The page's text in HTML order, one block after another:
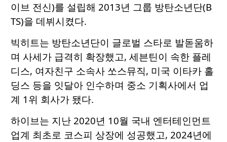
이브 전신)를 설립해 2013년 그룹 방탄소년단(B
TS)을 데뷔시켰다.
빅히트는 방탄소년단이 글로벌 스타로 발돋움하
며 사세가 급격히 확장했고, 세븐틴이 속한 플레
디스, 여자친구 소속사 쏘스뮤직, 미국 이타카 홀
딩스 등을 잇달아 인수하며 중소 기획사에서 업
계 1위 회사가 됐다.
하이브는 지난 2020년 10월 국내 엔터테인먼트
업계 최초로 코스피 상장에 성공했고, 2024년에